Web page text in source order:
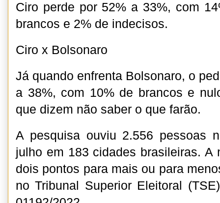
Ciro perde por 52% a 33%, com
brancos e 2% de indecisos.
Ciro x Bolsonaro
Já quando enfrenta Bolsonaro, o
a 38%, com 10% de brancos e
que dizem não saber o que farão.
A pesquisa ouviu 2.556 pessoas
julho em 183 cidades brasileiras. A
dois pontos para mais ou para
no Tribunal Superior Eleitoral